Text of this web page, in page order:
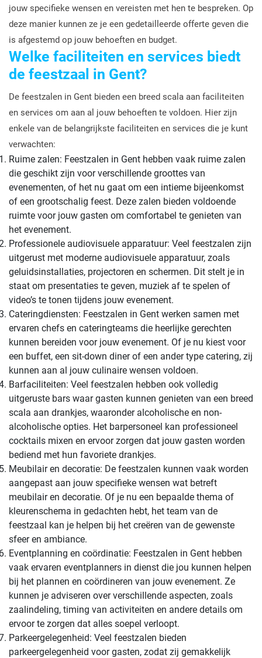
jouw specifieke wensen en vereisten met hen te bespreken. Op
deze manier kunnen ze je een gedetailleerde offerte geven die
is afgestemd op jouw behoeften en budget.
Welke faciliteiten en services biedt
de feestzaal in Gent?
De feestzalen in Gent bieden een breed scala aan faciliteiten
en services om aan al jouw behoeften te voldoen. Hier zijn
enkele van de belangrijkste faciliteiten en services die je kunt
verwachten:
Ruime zalen: Feestzalen in Gent hebben vaak ruime zalen
die geschikt zijn voor verschillende groottes van
evenementen, of het nu gaat om een intieme bijeenkomst
of een grootschalig feest. Deze zalen bieden voldoende
ruimte voor jouw gasten om comfortabel te genieten van
het evenement.
Professionele audiovisuele apparatuur: Veel feestzalen zijn
uitgerust met moderne audiovisuele apparatuur, zoals
geluidsinstallaties, projectoren en schermen. Dit stelt je in
staat om presentaties te geven, muziek af te spelen of
video’s te tonen tijdens jouw evenement.
Cateringdiensten: Feestzalen in Gent werken samen met
ervaren chefs en cateringteams die heerlijke gerechten
kunnen bereiden voor jouw evenement. Of je nu kiest voor
een buffet, een sit-down diner of een ander type catering, zij
kunnen aan al jouw culinaire wensen voldoen.
Barfaciliteiten: Veel feestzalen hebben ook volledig
uitgeruste bars waar gasten kunnen genieten van een breed
scala aan drankjes, waaronder alcoholische en non-
alcoholische opties. Het barpersoneel kan professioneel
cocktails mixen en ervoor zorgen dat jouw gasten worden
bediend met hun favoriete drankjes.
Meubilair en decoratie: De feestzalen kunnen vaak worden
aangepast aan jouw specifieke wensen wat betreft
meubilair en decoratie. Of je nu een bepaalde thema of
kleurenschema in gedachten hebt, het team van de
feestzaal kan je helpen bij het creëren van de gewenste
sfeer en ambiance.
Eventplanning en coördinatie: Feestzalen in Gent hebben
vaak ervaren eventplanners in dienst die jou kunnen helpen
bij het plannen en coördineren van jouw evenement. Ze
kunnen je adviseren over verschillende aspecten, zoals
zaalindeling, timing van activiteiten en andere details om
ervoor te zorgen dat alles soepel verloopt.
Parkeergelegenheid: Veel feestzalen bieden
parkeergelegenheid voor gasten, zodat zij gemakkelijk